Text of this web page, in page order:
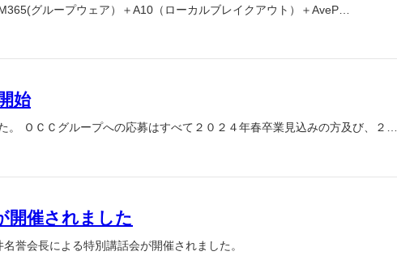
グループウェア）＋A10（ローカルブレイクアウト）＋AveP…
始
。 ＯＣＣグループへの応募はすべて２０２４年春卒業見込みの方及び、２…
開催されました
誉会長による特別講話会が開催されました。